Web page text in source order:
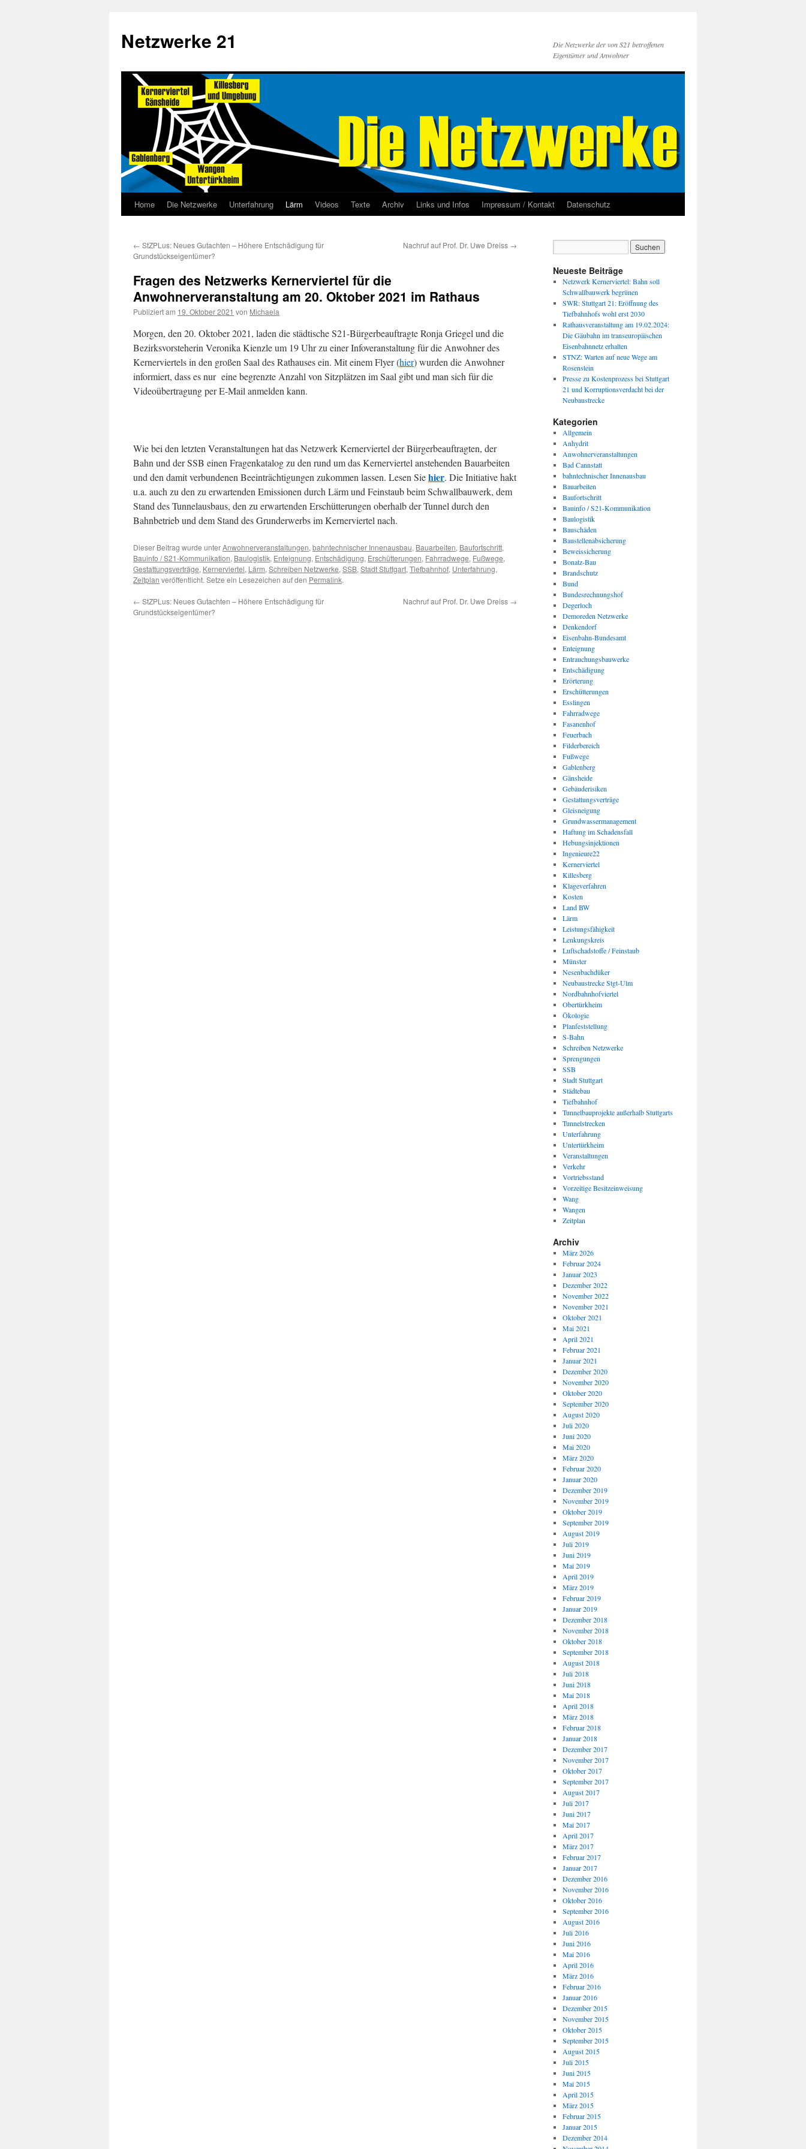
Netzwerke 21
Die Netzwerke der von S21 betroffenen
Eigentümer und Anwohner
Home Die Netzwerke Unterfahrung Lärm Videos Texte Archiv Links und Infos Impressum / Kontakt Datenschutz
← StZPLus: Neues Gutachten – Höhere Entschädigung für
Grundstückseigentümer?
Nachruf auf Prof. Dr. Uwe Dreiss →
Fragen des Netzwerks Kernerviertel für die
Anwohnerveranstaltung am 20. Oktober 2021 im Rathaus
Publiziert am 19. Oktober 2021 von Michaela
Morgen, den 20. Oktober 2021, laden die städtische S21-Bürgerbeauftragte Ronja Griegel und die
Bezirksvorsteherin Veronika Kienzle um 19 Uhr zu einer Infoveranstaltung für die Anwohner des
Kernerviertels in den großen Saal des Rathauses ein. Mit einem Flyer (hier) wurden die Anwohner
informiert, dass es nur eine begrenzte Anzahl von Sitzplätzen im Saal gibt und man sich für die
Videoübertragung per E-Mail anmelden kann.
Wie bei den letzten Veranstaltungen hat das Netzwerk Kernerviertel der Bürgerbeauftragten, der
Bahn und der SSB einen Fragenkatalog zu den rund um das Kernerviertel anstehenden Bauarbeiten
und den damit verbundenen Beeinträchtigungen zukommen lassen. Lesen Siehier. Die Initiative hakt
u.a. auch zu den zu erwartenden Emissionen durch Lärm und Feinstaub beim Schwallbauwerk, dem
Stand des Tunnelausbaus, den zu erwartenden Erschütterungen oberhalb der Tunnel durch den
Bahnbetrieb und dem Stand des Grunderwerbs im Kernerviertel nach.
Dieser Beitrag wurde unterAnwohnerveranstaltungen, bahntechnischer Innenausbau, Bauarbeiten, Baufortschritt,
Bauinfo / S21-Kommunikation, Baulogistik, Enteignung, Entschädigung, Erschütterungen, Fahrradwege, Fußwege,
Gestattungsverträge, Kernerviertel, Lärm, Schreiben Netzwerke, SSB, Stadt Stuttgart, Tiefbahnhof, Unterfahrung,
Zeitplan veröffentlicht. Setze ein Lesezeichen auf den Permalink.
← StZPLus: Neues Gutachten – Höhere Entschädigung für
Grundstückseigentümer?
Nachruf auf Prof. Dr. Uwe Dreiss →
Neueste Beiträge
Netzwerk Kernerviertel: Bahn soll
Schwallbauwerk begrünen
SWR: Stuttgart 21: Eröffnung des
Tiefbahnhofs wohl erst 2030
Rathausveranstaltung am 19.02.2024:
Die Gäubahn im transeuropäischen
Eisenbahnnetz erhalten
STNZ: Warten auf neue Wege am
Rosenstein
Presse zu Kostenprozess bei Stuttgart
21 und Korruptionsverdacht bei der
Neubaustrecke
Kategorien
Allgemein
Anhydrit
Anwohnerveranstaltungen
Bad Cannstatt
bahntechnischer Innenausbau
Bauarbeiten
Baufortschritt
Bauinfo / S21-Kommunikation
Baulogistik
Bauschäden
Baustellenabsicherung
Beweissicherung
Bonatz-Bau
Brandschutz
Bund
Bundesrechnungshof
Degerloch
Demoreden Netzwerke
Denkendorf
Eisenbahn-Bundesamt
Enteignung
Entrauchungsbauwerke
Entschädigung
Erörterung
Erschütterungen
Esslingen
Fahrradwege
Fasanenhof
Feuerbach
Filderbereich
Fußwege
Gablenberg
Gänsheide
Gebäuderisiken
Gestattungsverträge
Gleisneigung
Grundwassermanagement
Haftung im Schadensfall
Hebungsinjektionen
Ingenieure22
Kernerviertel
Killesberg
Klageverfahren
Kosten
Land BW
Lärm
Leistungsfähigkeit
Lenkungskreis
Luftschadstoffe / Feinstaub
Münster
Nesenbachdüker
Neubaustrecke Stgt-Ulm
Nordbahnhofviertel
Obertürkheim
Ökologie
Planfeststellung
S-Bahn
Schreiben Netzwerke
Sprengungen
SSB
Stadt Stuttgart
Städtebau
Tiefbahnhof
Tunnelbauprojekte außerhalb Stuttgarts
Tunnelstrecken
Unterfahrung
Untertürkheim
Veranstaltungen
Verkehr
Vortriebsstand
Vorzeitige Besitzeinweisung
Wang
Wangen
Zeitplan
Archiv
März 2026
Februar 2024
Januar 2023
Dezember 2022
November 2022
November 2021
Oktober 2021
Mai 2021
April 2021
Februar 2021
Januar 2021
Dezember 2020
November 2020
Oktober 2020
September 2020
August 2020
Juli 2020
Juni 2020
Mai 2020
März 2020
Februar 2020
Januar 2020
Dezember 2019
November 2019
Oktober 2019
September 2019
August 2019
Juli 2019
Juni 2019
Mai 2019
April 2019
März 2019
Februar 2019
Januar 2019
Dezember 2018
November 2018
Oktober 2018
September 2018
August 2018
Juli 2018
Juni 2018
Mai 2018
April 2018
März 2018
Februar 2018
Januar 2018
Dezember 2017
November 2017
Oktober 2017
September 2017
August 2017
Juli 2017
Juni 2017
Mai 2017
April 2017
März 2017
Februar 2017
Januar 2017
Dezember 2016
November 2016
Oktober 2016
September 2016
August 2016
Juli 2016
Juni 2016
Mai 2016
April 2016
März 2016
Februar 2016
Januar 2016
Dezember 2015
November 2015
Oktober 2015
September 2015
August 2015
Juli 2015
Juni 2015
Mai 2015
April 2015
März 2015
Februar 2015
Januar 2015
Dezember 2014